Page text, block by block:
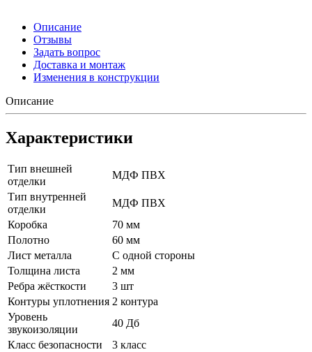
Описание
Отзывы
Задать вопрос
Доставка и монтаж
Изменения в конструкции
Описание
Характеристики
Тип внешней
отделки
МДФ ПВХ
Тип внутренней
отделки
МДФ ПВХ
Коробка
70 мм
Полотно
60 мм
Лист металла
С одной стороны
Толщина листа
2 мм
Ребра жёсткости
3 шт
Контуры уплотнения 2 контура
Уровень
звукоизоляции
40 Дб
Класс безопасности
3 класс